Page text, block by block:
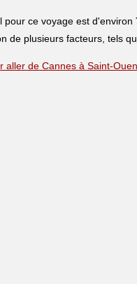
pour ce voyage est d'environ
de plusieurs facteurs, tels
aller de Cannes à Saint-Ouen